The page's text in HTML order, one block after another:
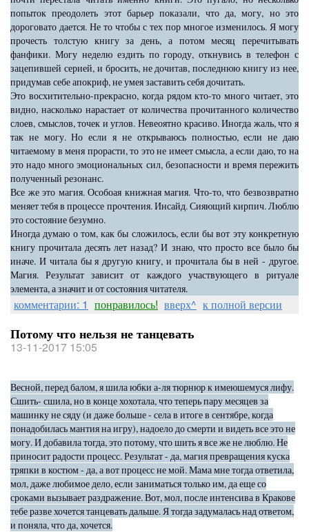
попыток преодолеть этот барьер показали, что да, могу, но это
дороговато дается. Не то чтобы с тех пор многое изменилось. Я могу
прочесть толстую книгу за день, а потом месяц перечитывать
фанфики. Могу неделю ездить по городу, откнувись в телефон с
зацепившей серией, и бросить, не дочитав, последнюю книгу из нее,
придумав себе апокриф, не умея заставить себя дочитать.
Это восхитительно-прекрасно, когда рядом кто-то много читает, это
видно, насколько нарастает от количества прочитанного количество
слоев, смыслов, точек и углов. Невеоятно красиво. Иногда жаль, что я
так не могу. Но если я не открываюсь полностью, если не даю
читаемому в меня прорасти, то это не имеет смысла, а если даю, то на
это надо много эмоциональных сил, безопасности и время пережить
полученный резонанс.
Все же это магия. Особоая книжная магия. Что-то, что безвозвратно
меняет тебя в процессе прочтения. Инсайд. Сияющий кирпич. Люблю
это состояние безумно.
Иногда думаю о том, как бы сложилось, если бы вот эту конкретную
книгу прочитала десять лет назад? И знаю, что просто все было бы
иначе. И читала бы я другую книгу, и прочитала бы в ней - другое.
Магия. Результат зависит от каждого участвующего в ритуале
элемента, а значит и от состояния читателя.
комментарии: 1 понравилось! вверх^ к полной версии
Потому что нельзя не танцевать
13-11-2017 15:05
Весной, перед балом, я шила юбки а-ля тюрнюр к имеюшемуся лифу.
Сшить- сшила, но в конце хохотала, что теперь пару месяцев за
машинку не сяду (и даже больше - села в итоге в сентябре, когда
понадобилась мантия на игру), надоело до смерти и видеть все это не
могу. И добавила тогда, это потому, что шить я все же не люблю. Не
приносит радости процесс. Результат - да, магия превращения куска
тряпки в костюм - да, а вот процесс не мой. Мама мне тогда ответила,
мол, даже любимое дело, если заниматься только им, да еще со
сроками вызывает раздражение. Вот, мол, после интенсива в Кракове
тебе разве хочется танцевать дальше. Я тогда задумалась над ответом,
и поняла, что да, хочется.